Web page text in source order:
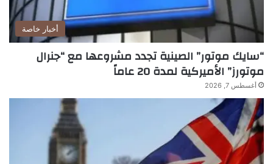
أخبار خاصة
“سايك موتور” الصينية تجدد مشروعها مع “جنرال
موتورز” الأميركية لمدة 20 عاماً
أغسطس 7, 2026